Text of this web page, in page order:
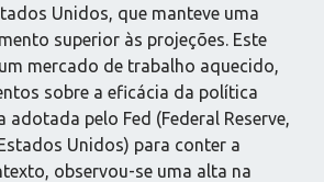
Unidos, que manteve uma
superior às projeções. Este
mercado de trabalho aquecido,
sobre a eficácia da política
pelo Fed (Federal Reserve,
Unidos) para conter a
observou-se uma alta na